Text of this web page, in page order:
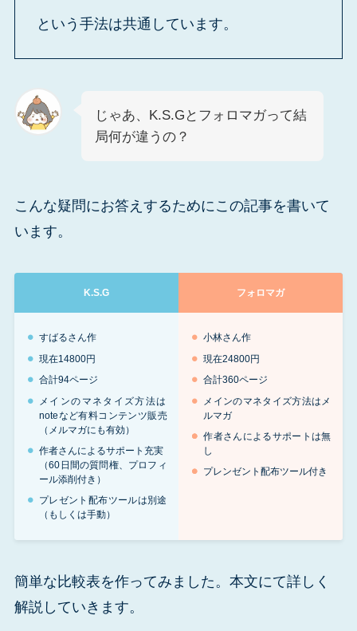
という手法は共通しています。
じゃあ、K.S.Gとフォロマガって結
局何が違うの？
こんな疑問にお答えするためにこの記事を書いて
います。
K.S.G フォロマガ
すばるさん作
現在14800円
合計94ページ
メインのマネタイズ方法は
noteなど有料コンテンツ販売
（メルマガにも有効）
作者さんによるサポート充実
（60日間の質問権、プロフィ
ール添削付き）
プレゼント配布ツールは別途
（もしくは手動）
小林さん作
現在24800円
合計360ページ
メインのマネタイズ方法はメ
ルマガ
作者さんによるサポートは無
し
プレンゼント配布ツール付き
簡単な比較表を作ってみました。本文にて詳しく
解説していきます。